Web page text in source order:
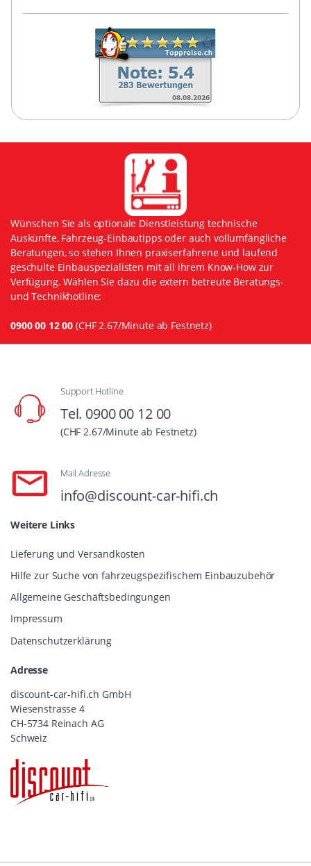
Wünschen Sie als optionale Dienstleistung technische
Auskünfte, Fahrzeug-Einbautipps oder auch vollumfängliche
Beratungen, so stehen Ihnen praxiserfahrene und laufend
geschulte Einbauspezialisten mit all ihrem Know-How zur
Verfügung. Wählen Sie dazu die extern betreute Beratungs-
und Technikhotline:
0900 00 12 00 (CHF 2.67/Minute ab Festnetz)
Support Hotline
Tel. 0900 00 12 00
(CHF 2.67/Minute ab Festnetz)
Mail Adresse
info@discount-car-hifi.ch
Weitere Links
Lieferung und Versandkosten
Hilfe zur Suche von fahrzeugspezifischem Einbauzubehör
Allgemeine Geschäftsbedingungen
Impressum
Datenschutzerklärung
Adresse
discount-car-hifi.ch GmbH
Wiesenstrasse 4
CH-5734 Reinach AG
Schweiz